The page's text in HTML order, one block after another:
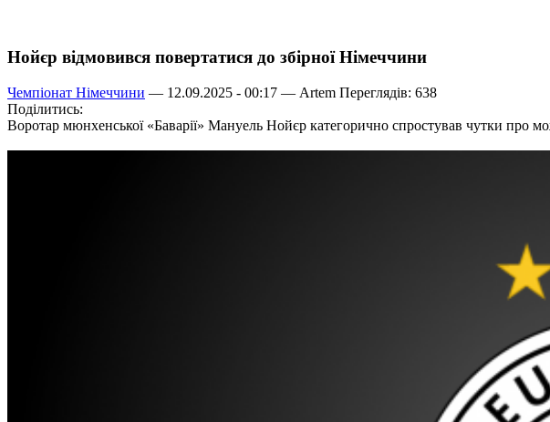
Нойєр відмовився повертатися до збірної Німеччини
Чемпіонат Німеччини — 12.09.2025 - 00:17 — Artem Переглядів: 638
Поділитись:
Воротар мюнхенської «Баварії» Мануель Нойєр категорично спростував чутки про